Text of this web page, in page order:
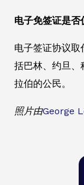
电子免签证是否
电子签证协议
括巴林、约旦、
拉伯的公民。
照片由George